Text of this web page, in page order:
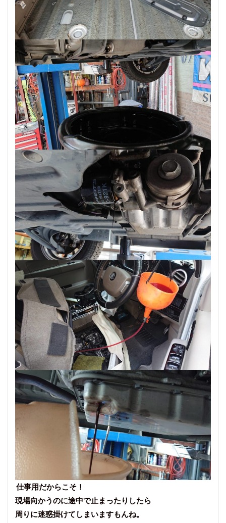
仕事用だからこそ！
現場向かうのに途中で止まったりしたら
周りに迷惑掛けてしまいますもんね。